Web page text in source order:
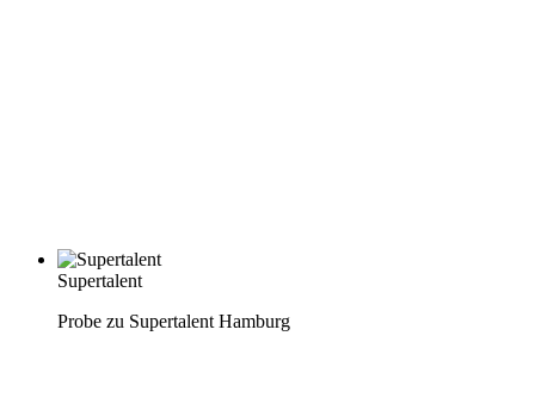
Supertalent
Probe zu Supertalent Hamburg